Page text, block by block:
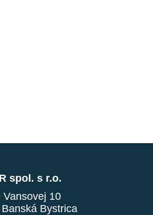
spol. s r.o.
Vansovej 10
Bystrica